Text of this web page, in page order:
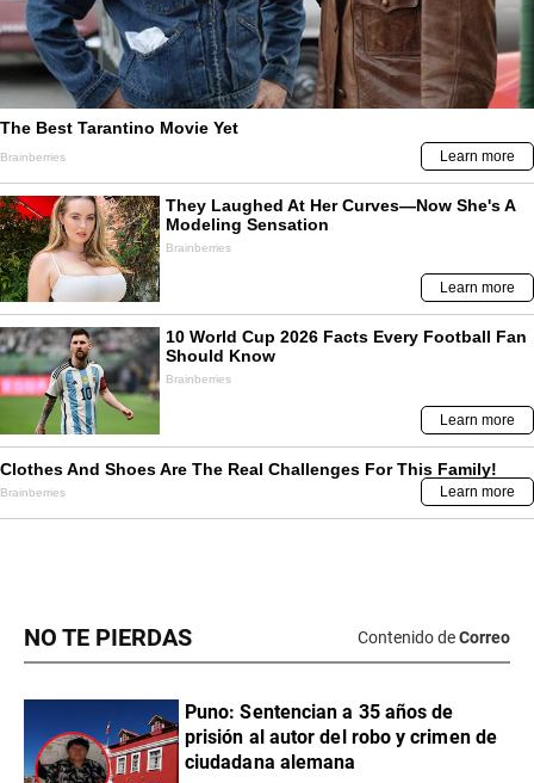
NO TE PIERDAS Contenido deCorreo
Puno: Sentencian a 35 años de
prisión al autor del robo y crimen de
ciudadana alemana